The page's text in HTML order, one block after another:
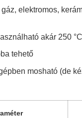
gáz, elektromos,
akár 250
tehető
mosható (de